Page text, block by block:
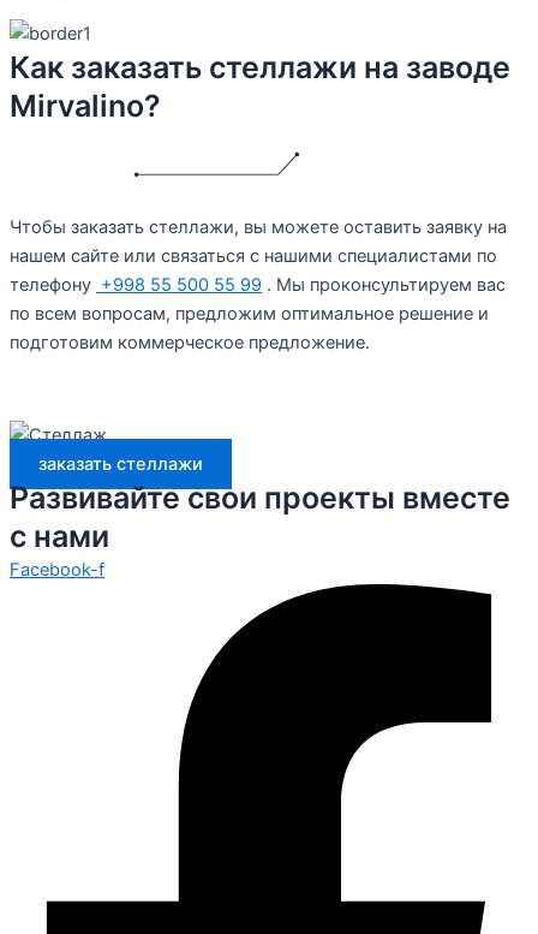
Как заказать стеллажи на заводе
Mirvalino?
Чтобы заказать стеллажи, вы можете оставить заявку на
нашем сайте или связаться с нашими специалистами по
телефону +998 55 500 55 99 . Мы проконсультируем вас
по всем вопросам, предложим оптимальное решение и
подготовим коммерческое предложение.
заказать стеллажи
Развивайте свои проекты вместе
с нами
Facebook-f